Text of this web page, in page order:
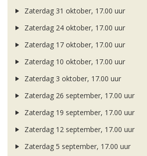
Zaterdag 31 oktober, 17.00 uur
Zaterdag 24 oktober, 17.00 uur
Zaterdag 17 oktober, 17.00 uur
Zaterdag 10 oktober, 17.00 uur
Zaterdag 3 oktober, 17.00 uur
Zaterdag 26 september, 17.00 uur
Zaterdag 19 september, 17.00 uur
Zaterdag 12 september, 17.00 uur
Zaterdag 5 september, 17.00 uur